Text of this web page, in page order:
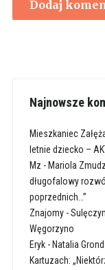
Najnowsze
Mieszkaniec
letnie dziecko –
Mz - Mariola
długofalowy
poprzednich…”
Znajomy-
Węgorzyno
Eryk- Natalia
Kartuzach: